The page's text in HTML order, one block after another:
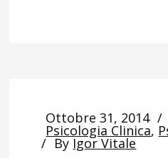
Ottobre 31, 2014
Psicologia Clinica,
By Igor Vitale